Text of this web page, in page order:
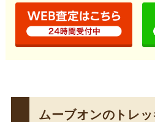
ムーブオンのトレ